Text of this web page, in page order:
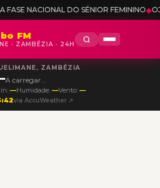
SÉNIOR FEMININO ◆OJM ANALISA
FM
· ZAMBÉZIA · 24H
ZAMBÉZIA
A carregar...
—Humidade: —Vento: —
via AccuWeather ↗